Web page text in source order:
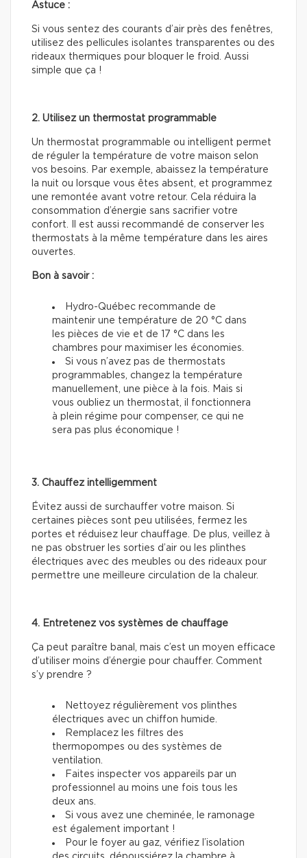
Astuce :
Si vous sentez des courants d’air près des fenêtres,
utilisez des pellicules isolantes transparentes ou des
rideaux thermiques pour bloquer le froid. Aussi
simple que ça !
2. Utilisez un thermostat programmable
Un thermostat programmable ou intelligent permet
de réguler la température de votre maison selon
vos besoins. Par exemple, abaissez la température
la nuit ou lorsque vous êtes absent, et programmez
une remontée avant votre retour. Cela réduira la
consommation d’énergie sans sacrifier votre
confort. Il est aussi recommandé de conserver les
thermostats à la même température dans les aires
ouvertes.
Bon à savoir :
Hydro-Québec recommande de
maintenir une température de 20 °C dans
les pièces de vie et de 17 °C dans les
chambres pour maximiser les économies.
Si vous n’avez pas de thermostats
programmables, changez la température
manuellement, une pièce à la fois. Mais si
vous oubliez un thermostat, il fonctionnera
à plein régime pour compenser, ce qui ne
sera pas plus économique !
3. Chauffez intelligemment
Évitez aussi de surchauffer votre maison. Si
certaines pièces sont peu utilisées, fermez les
portes et réduisez leur chauffage. De plus, veillez à
ne pas obstruer les sorties d’air ou les plinthes
électriques avec des meubles ou des rideaux pour
permettre une meilleure circulation de la chaleur.
4. Entretenez vos systèmes de chauffage
Ça peut paraître banal, mais c’est un moyen efficace
d’utiliser moins d’énergie pour chauffer. Comment
s’y prendre ?
Nettoyez régulièrement vos plinthes
électriques avec un chiffon humide.
Remplacez les filtres des
thermopompes ou des systèmes de
ventilation.
Faites inspecter vos appareils par un
professionnel au moins une fois tous les
deux ans.
Si vous avez une cheminée, le ramonage
est également important !
Pour le foyer au gaz, vérifiez l’isolation